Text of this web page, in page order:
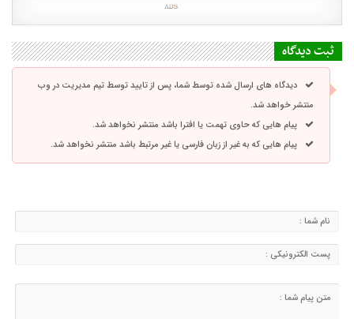
ثبت دیدگاه
دیدگاه های ارسال شده توسط شما، پس از تایید توسط تیم مدیریت در وب
منتشر خواهد شد.
پیام هایی که حاوی تهمت یا افترا باشد منتشر نخواهد شد.
پیام هایی که به غیر از زبان فارسی یا غیر مرتبط باشد منتشر نخواهد شد.